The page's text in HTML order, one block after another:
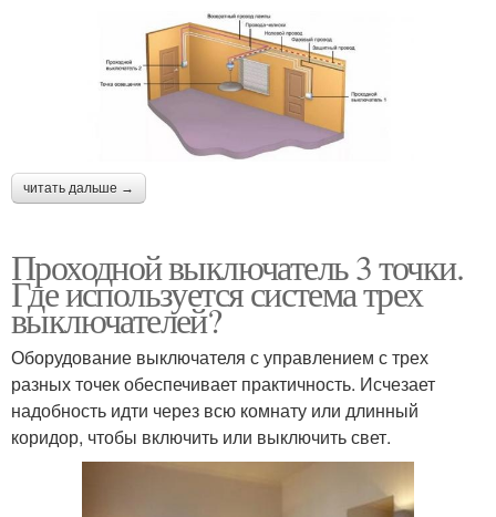
читать дальше →
Проходной выключатель 3 точки.
Где используется система трех
выключателей?
Оборудование выключателя с управлением с трех
разных точек обеспечивает практичность. Исчезает
надобность идти через всю комнату или длинный
коридор, чтобы включить или выключить свет.